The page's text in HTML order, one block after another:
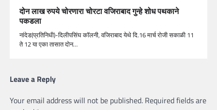
दोन लाख रुपये चोरणारा चोरटा वजिराबाद गुन्हे शोध पथकाने
पकडला
नांदेड(प्रतिनिधी)-दिलीपसिंघ कॉलनी, वजिराबाद येथे दि.16 मार्च रोजी सकाळी 11
ते 12 या एका तासात दोन…
Leave a Reply
Your email address will not be published. Required fields are